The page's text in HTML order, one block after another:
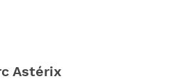
Astérix